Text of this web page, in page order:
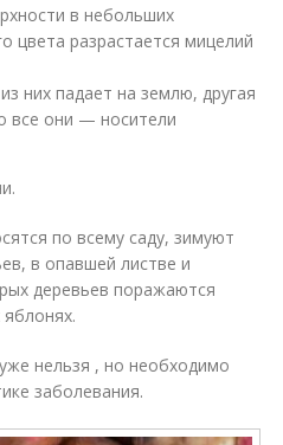
в небольших
цвета разрастается мицелий
них падает на землю, другая
все они — носители
по всему саду, зимуют
в опавшей листве и
деревьев поражаются
нельзя , но необходимо
заболевания.